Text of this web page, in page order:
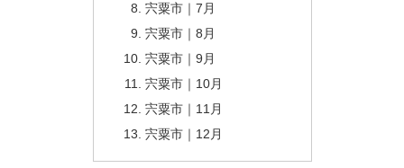
宍粟市｜7月
宍粟市｜8月
宍粟市｜9月
宍粟市｜10月
宍粟市｜11月
宍粟市｜12月